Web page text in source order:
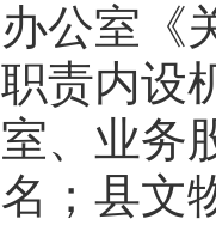
办公室《
职责内设
室、业务
名；县文